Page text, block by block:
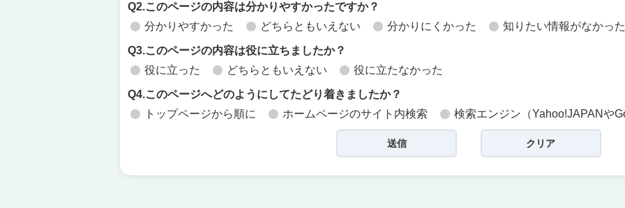
Q2.このページの内容は分かりやすかったですか？
分かりやすかった
どちらともいえない 分かりにくかった 知りたい情報がなかった
Q3.このページの内容は役に立ちましたか？
役に立った
どちらともいえない 役に立たなかった
Q4.このページへどのようにしてたどり着きましたか？
トップページから順に
ホームページのサイト内検索 検索エンジン（Yahoo!JAPANや